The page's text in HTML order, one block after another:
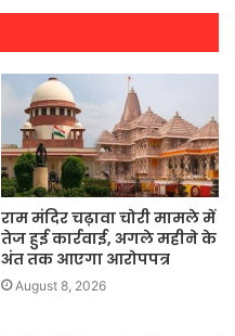
राम मंदिर चढ़ावा चोरी मामले में
तेज हुई कार्रवाई, अगले महीने के
अंत तक आएगा आरोपपत्र
August 8, 2026